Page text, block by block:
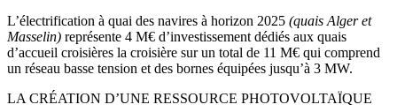
L’électrification à quai des navires à horizon 2025 (quais Alger et
Masselin) représente 4 M€ d’investissement dédiés aux quais
d’accueil croisières la croisière sur un total de 11 M€ qui comprend
un réseau basse tension et des bornes équipées jusqu’à 3 MW.
LA CRÉATION D’UNE RESSOURCE PHOTOVOLTAÏQUE